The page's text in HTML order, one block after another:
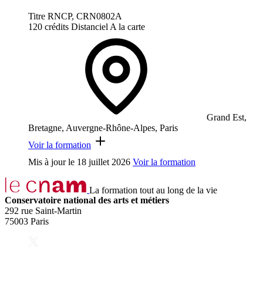
Titre RNCP, CRN0802A
120 crédits Distanciel A la carte
Grand Est,
Bretagne, Auvergne-Rhône-Alpes, Paris
Voir la formation
Mis à jour le 18 juillet 2026 Voir la formation
La formation tout au long de la vie
Conservatoire national des arts et métiers
292 rue Saint-Martin
75003 Paris